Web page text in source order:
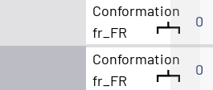
Conformation
fr_FR
0
Conformation
fr_FR
0